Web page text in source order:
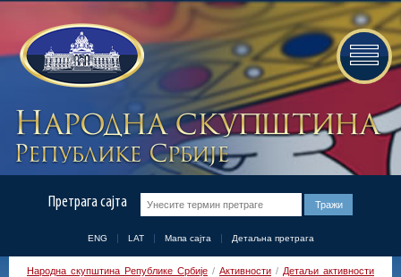
Претрага сајта
ENG LAT Мапа сајта Детаљна претрага
Народна скупштина Републике Србије / Активности / Детаљи активности